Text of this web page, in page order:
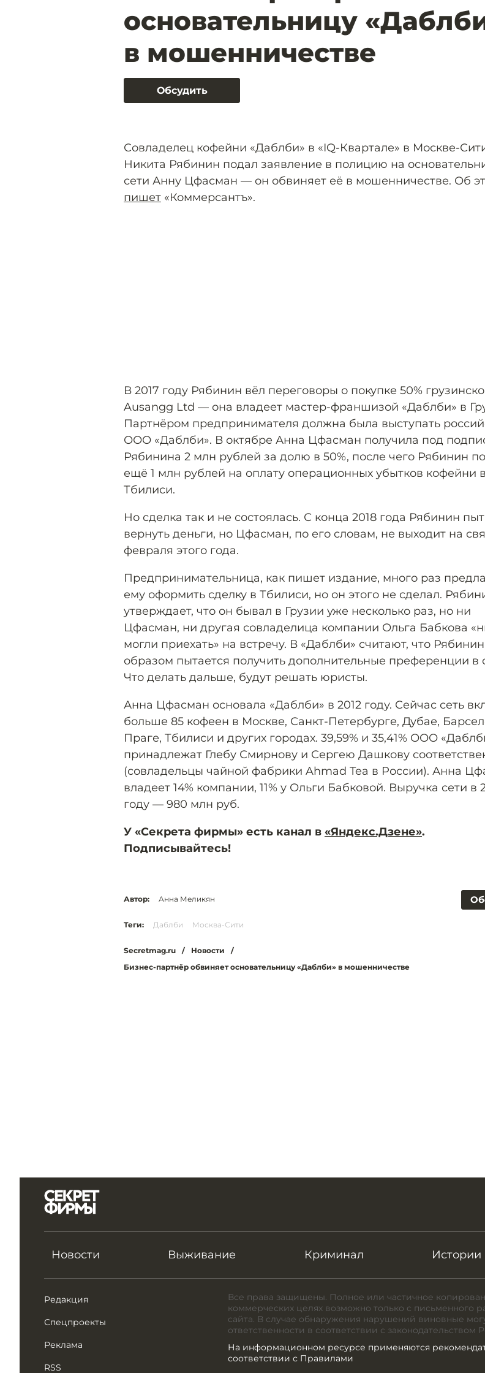
основательницу
в мошенничестве
Обсудить
Совладелец кофейни «Даблби» в «IQ-Квартале» в Москве-
Никита Рябинин подал заявление в полицию на
сети Анну Цфасман — он обвиняет её в мошенничестве. Об
пишет «Коммерсантъ».
В 2017 году Рябинин вёл переговоры о покупке 50%
Ausangg Ltd — она владеет мастер-франшизой «Даблби» в
Партнёром предпринимателя должна была выступать
ООО «Даблби». В октябре Анна Цфасман получила под
Рябинина 2 млн рублей за долю в 50%, после чего Рябинин
ещё 1 млн рублей на оплату операционных убытков кофейни в
Тбилиси.
Но сделка так и не состоялась. С конца 2018 года Рябинин
вернуть деньги, но Цфасман, по его словам, не выходит на
февраля этого года.
Предпринимательница, как пишет издание, много раз
ему оформить сделку в Тбилиси, но он этого не сделал.
утверждает, что он бывал в Грузии уже несколько раз, но ни
Цфасман, ни другая совладелица компании Ольга Бабкова
могли приехать» на встречу. В «Даблби» считают, что
образом пытается получить дополнительные преференции в
Что делать дальше, будут решать юристы.
Анна Цфасман основала «Даблби» в 2012 году. Сейчас сеть
больше 85 кофеен в Москве, Санкт-Петербурге, Дубае,
Праге, Тбилиси и других городах. 39,59% и 35,41% ООО
принадлежат Глебу Смирнову и Сергею Дашкову
(совладельцы чайной фабрики Ahmad Tea в России). Анна
владеет 14% компании, 11% у Ольги Бабковой. Выручка сети в
году — 980 млн руб.
У «Секрета фирмы» есть канал в «Яндекс.Дзене».
Подписывайтесь!
Автор: Анна Меликян
Теги: Даблби Москва-Сити
Secretmag.ru / Новости
/
Бизнес-партнёр обвиняет основательницу «Даблби» в мошенничестве
Новости Выживание Криминал Истории
Редакция
Спецпроекты
Реклама
RSS
Все права защищены. Полное или частичное
коммерческих целях возможно только с письменного
сайта. В случае обнаружения нарушений виновные
ответственности в соответствии с
На информационном ресурсе применяются
соответствии с Правилами